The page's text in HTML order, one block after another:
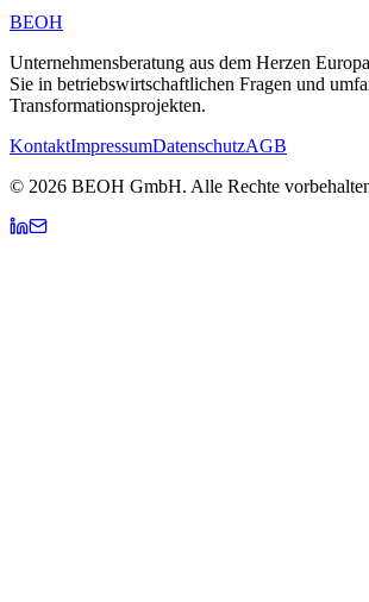
BEOH
Unternehmensberatung aus dem Herzen
Sie in betriebswirtschaftlichen Fragen und
Transformationsprojekten.
KontaktImpressumDatenschutzAGB
© 2026 BEOH GmbH. Alle Rechte